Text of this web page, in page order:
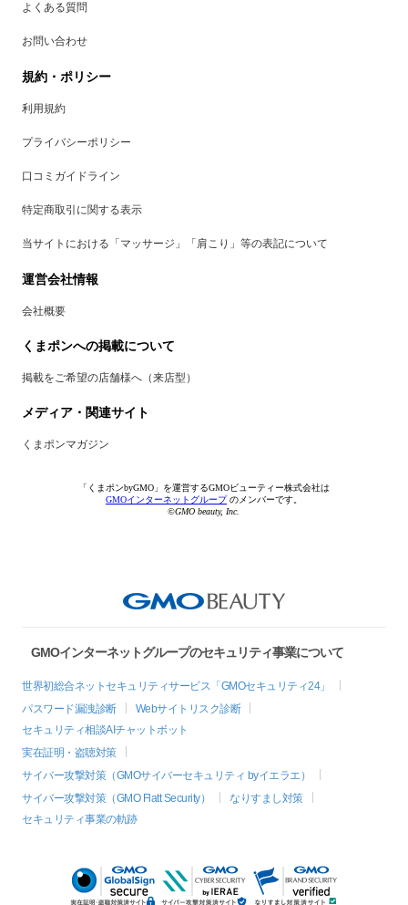
よくある質問
お問い合わせ
規約・ポリシー
利用規約
プライバシーポリシー
口コミガイドライン
特定商取引に関する表示
当サイトにおける「マッサージ」「肩こり」等の表記について
運営会社情報
会社概要
くまポンへの掲載について
掲載をご希望の店舗様へ（来店型）
メディア・関連サイト
くまポンマガジン
「くまポンbyGMO」を運営するGMOビューティー株式会社は
GMOインターネットグループのメンバーです。
©GMO beauty, Inc.
GMOインターネットグループのセキュリティ事業について
世界初総合ネットセキュリティサービス「GMOセキュリティ24」
パスワード漏洩診断
Webサイトリスク診断
セキュリティ相談AIチャットボット
実在証明・盗聴対策
サイバー攻撃対策（GMOサイバーセキュリティ byイエラエ）
サイバー攻撃対策（GMO Flatt Security）
なりすまし対策
セキュリティ事業の軌跡